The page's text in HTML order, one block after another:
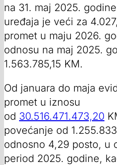
na 31. maj 2025.
uređaja je veći za
promet u maju 2026.
odnosu na maj 2025.
1.563.785,15 KM.
Od januara do maja
promet u iznosu
od 30.516.471.473,20
povećanje od
odnosno 4,29 posto, u
period 2025. godine,